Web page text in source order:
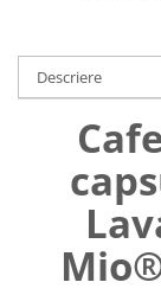
Descriere